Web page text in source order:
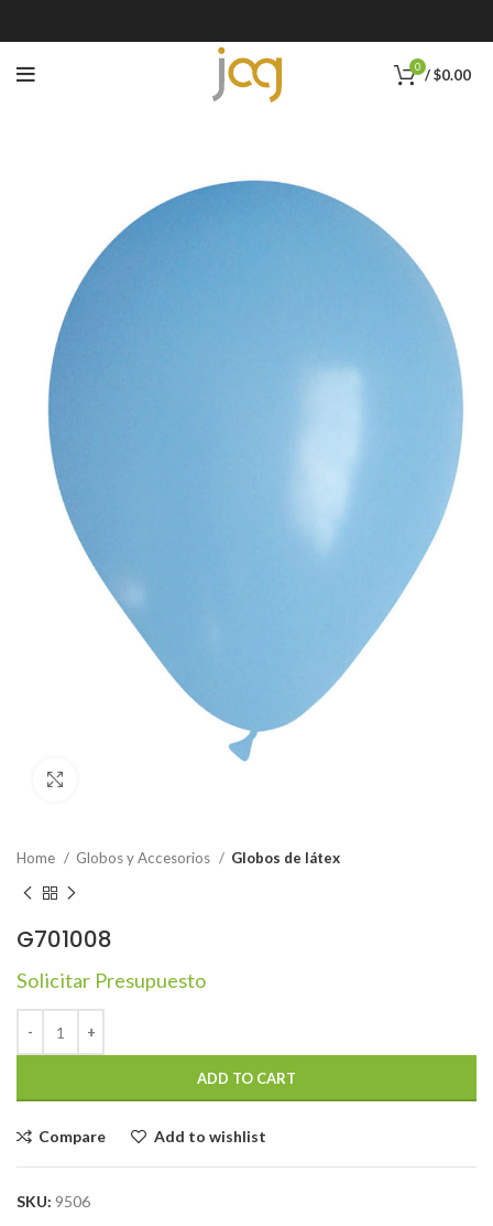
0 /$0.00
Home Globos y Accesorios Globos de látex
G701008
Solicitar Presupuesto
ADD TO CART
Compare Add to wishlist
SKU: 9506